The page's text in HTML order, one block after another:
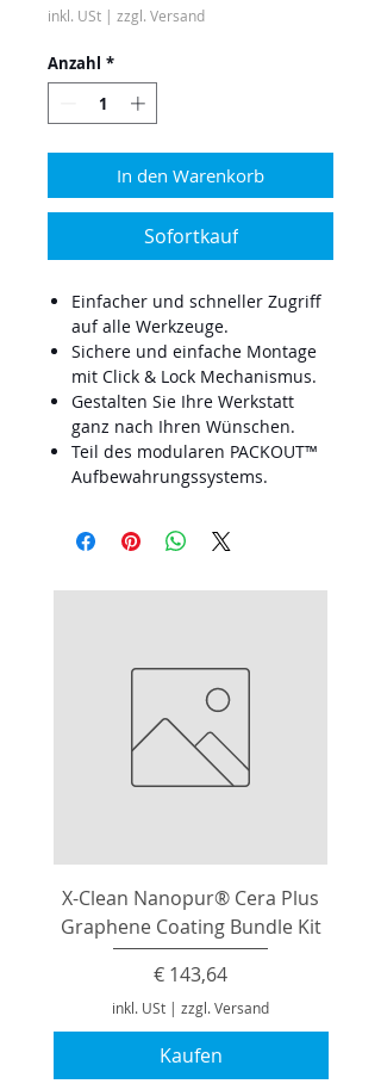
inkl. USt | zzgl. Versand
Anzahl *
In den Warenkorb
Sofortkauf
Einfacher und schneller Zugriff
auf alle Werkzeuge.
Sichere und einfache Montage
mit Click & Lock Mechanismus.
Gestalten Sie Ihre Werkstatt
ganz nach Ihren Wünschen.
Teil des modularen PACKOUT™
Aufbewahrungssystems.
X-Clean Nanopur® Cera Plus
Graphene Coating Bundle Kit
Preis
€ 143,64
inkl. USt | zzgl. Versand
Kaufen